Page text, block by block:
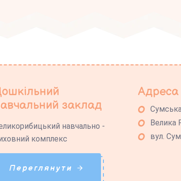
заклад
навчально -
комплекс
Адреса
Велика
вул.
Переглянути